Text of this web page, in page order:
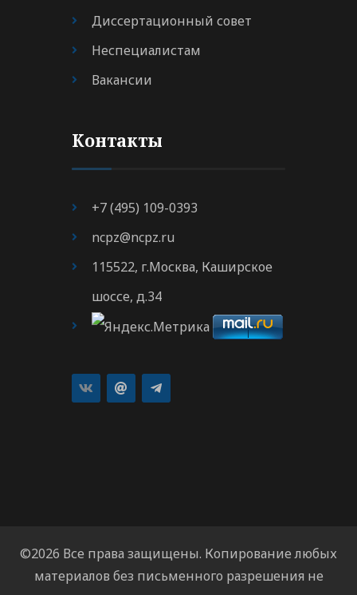
Диссертационный совет
Неспециалистам
Вакансии
Контакты
+7 (495) 109-0393
ncpz@ncpz.ru
115522, г.Москва, Каширское
шоссе, д.34
©2026 Все права защищены. Копирование любых
материалов без письменного разрешения не